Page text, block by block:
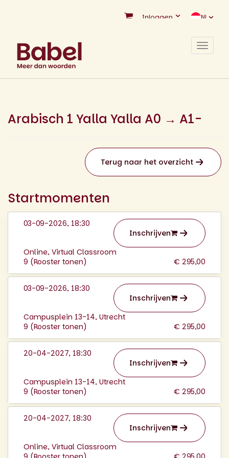
Inloggen NL
Toggle
Arabisch 1 Yalla Yalla A0 → A1-
Terug naar het overzicht
Startmomenten
03-09-2026, 18:30
Inschrijven
Online, Virtual Classroom
9 (Rooster tonen) € 295,00
03-09-2026, 18:30
Inschrijven
Campusplein 13-14, Utrecht
9 (Rooster tonen) € 295,00
20-04-2027, 18:30
Inschrijven
Campusplein 13-14, Utrecht
9 (Rooster tonen) € 295,00
20-04-2027, 18:30
Inschrijven
Online, Virtual Classroom